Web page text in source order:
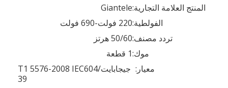
المنتج العلامة التجارية:Giantele
الفولطية:220 فولت-690 فولت
تردد مصنف:50/60 هرتز
موك:1 قطعة
معيار:
جيجابايت/T1 5576-2008 IEC604
39